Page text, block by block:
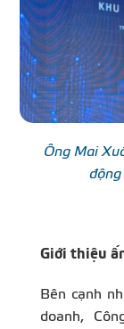
Ông Mai
Giới thiệu
Bên cạnh
doanh,